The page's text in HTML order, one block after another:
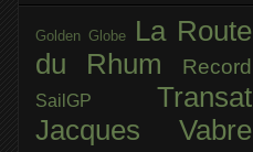
Golden Globe
La Route
du Rhum
Record
SailGP Transat
Jacques Vabre